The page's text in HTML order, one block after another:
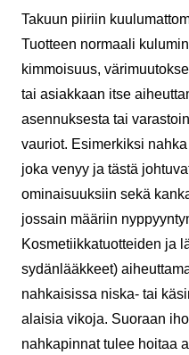
Takuun piiriin
Tuotteen normaali
kimmoisuus,
tai asiakkaan itse
asennuksesta tai
vauriot. Esimerkiksi
joka venyy ja tästä
ominaisuuksiin sekä
jossain määriin
Kosmetiikkatuotteiden ja
sydänlääkkeet)
nahkaisissa niska- tai
alaisia vikoja. Suoraan
nahkapinnat tulee hoitaa